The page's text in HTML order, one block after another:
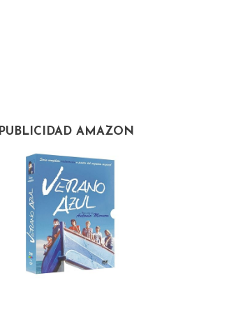
PUBLICIDAD AMAZON